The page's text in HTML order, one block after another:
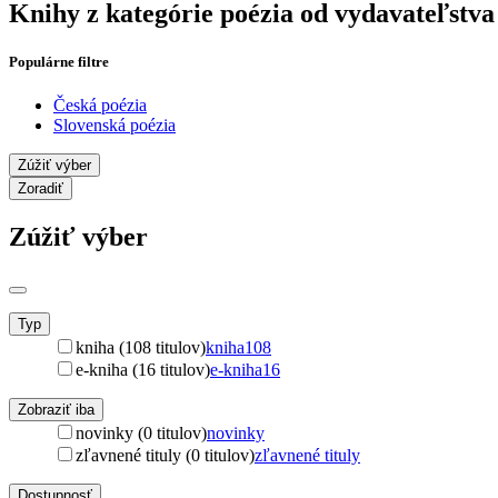
Knihy z kategórie poézia od
Populárne filtre
Česká poézia
Slovenská poézia
Zúžiť výber
Zoradiť
Zúžiť výber
Typ
kniha (108 titulov)kniha108
e-kniha (16 titulov)e-kniha16
Zobraziť iba
novinky (0 titulov)novinky
zľavnené tituly (0 titulov)zľavnené tituly